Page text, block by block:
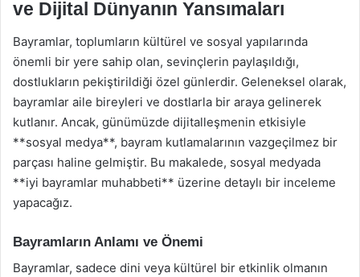
ve Dijital Dünyanın Yansımaları
Bayramlar, toplumların kültürel ve sosyal yapılarında
önemli bir yere sahip olan, sevinçlerin paylaşıldığı,
dostlukların pekiştirildiği özel günlerdir. Geleneksel olarak,
bayramlar aile bireyleri ve dostlarla bir araya gelinerek
kutlanır. Ancak, günümüzde dijitalleşmenin etkisiyle
**sosyal medya**, bayram kutlamalarının vazgeçilmez bir
parçası haline gelmiştir. Bu makalede, sosyal medyada
**iyi bayramlar muhabbeti** üzerine detaylı bir inceleme
yapacağız.
Bayramların Anlamı ve Önemi
Bayramlar, sadece dini veya kültürel bir etkinlik olmanın